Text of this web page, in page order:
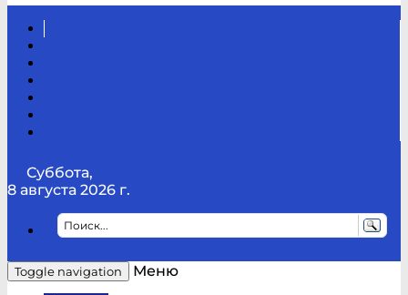
Суббота,
8 августа 2026 г.
Toggle navigation
Меню